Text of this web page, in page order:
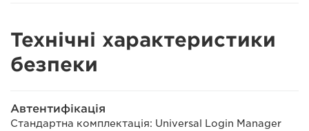
Технічні характеристики
безпеки
Автентифікація
Стандартна комплектація: Universal Login Manager